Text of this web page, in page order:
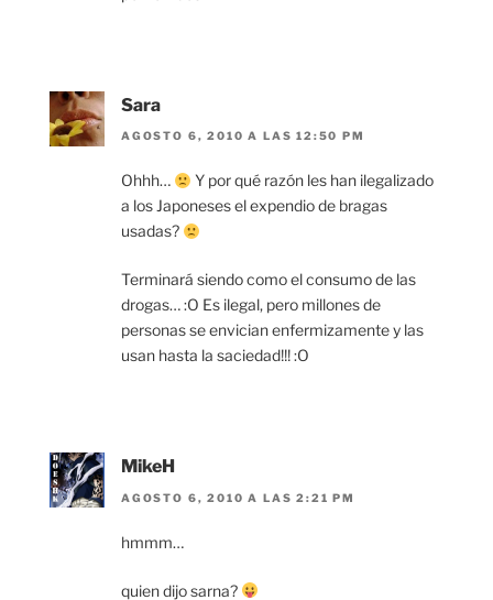
Sara
AGOSTO 6, 2010 A LAS 12:50 PM
Ohhh…
Y por qué razón les han ilegalizado
a los Japoneses el expendio de bragas
usadas?
Terminará siendo como el consumo de las
drogas… :O Es ilegal, pero millones de
personas se envician enfermizamente y las
usan hasta la saciedad!!! :O
MikeH
AGOSTO 6, 2010 A LAS 2:21 PM
hmmm…
quien dijo sarna?